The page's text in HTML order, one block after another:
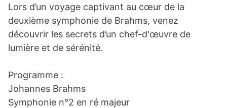
Lors d’un voyage captivant au cœur de la
deuxième symphonie de Brahms, venez
découvrir les secrets d’un chef-d'œuvre de
lumière et de sérénité.
Programme :
Johannes Brahms
Symphonie n°2 en ré majeur